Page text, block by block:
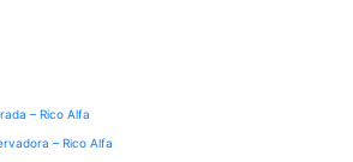
– Rico Alfa
– Rico Alfa